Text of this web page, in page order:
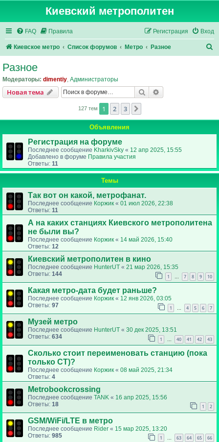
Киевский метрополитен
FAQ Правила Вход
Регистрация
Киевское метро Список форумов Метро Разное
Разное
Модераторы: dimentiy, Администраторы
Новая тема Поиск
127 тем 1 2 3
Объявления
Регистрация на форуме
Последнее сообщение KharkivSky « 12 апр 2025, 15:55
Добавлено в форуме Правила участия
Ответы: 11
Темы
Так вот он какой, метрофанат.
Последнее сообщение Коржик « 01 июл 2026, 22:38
Ответы: 11
А на каких станциях Киевского метрополитена
не были вы?
Последнее сообщение Коржик « 14 май 2026, 15:40
Ответы: 12
Киевский метрополитен в кино
Последнее сообщение HunterUT « 21 мар 2026, 15:35
Ответы: 144 1 … 7 8 9 10
Какая метро-дата будет раньше?
Последнее сообщение Коржик « 12 янв 2026, 03:05
Ответы: 97 1 … 4 5 6 7
Музей метро
Последнее сообщение HunterUT « 30 дек 2025, 13:51
Ответы: 634 1 40 41 42 43
Сколько стоит переименовать станцию (пока
только СТ)?
Последнее сообщение Коржик « 08 май 2025, 21:34
Ответы: 4
Metrobookcrossing
Последнее сообщение TANK « 16 апр 2025, 15:56
Ответы: 18 1 2
GSM/WiFi/LTE в метро
Последнее сообщение Rider « 15 мар 2025, 13:20
Ответы: 985 1 … 63 64 65 66